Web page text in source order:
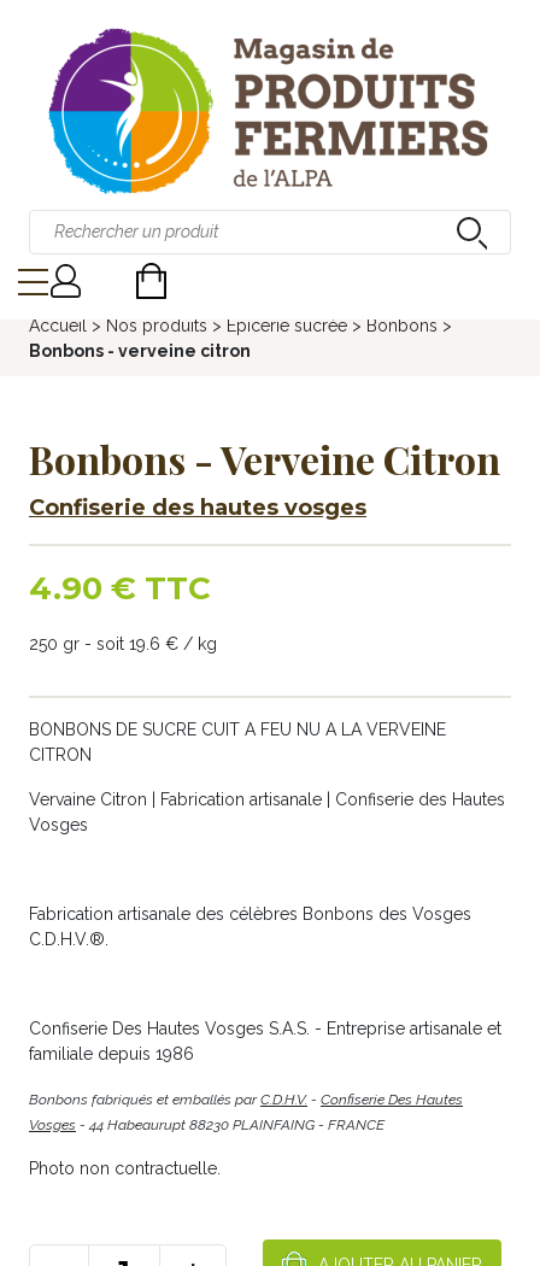
Accueil > Nos produits > Épicerie sucrée > Bonbons >
Bonbons - verveine citron
Bonbons - Verveine Citron
Confiserie des hautes vosges
4.90 € TTC
250 gr - soit 19.6 € / kg
BONBONS DE SUCRE CUIT A FEU NU A LA VERVEINE
CITRON
Vervaine Citron | Fabrication artisanale | Confiserie des Hautes
Vosges
Fabrication artisanale des célèbres Bonbons des Vosges
C.D.H.V.®.
Confiserie Des Hautes Vosges S.A.S. - Entreprise artisanale et
familiale depuis 1986
Bonbons fabriqués et emballés parC.D.H.V. - Confiserie Des Hautes
Vosges - 44 Habeaurupt 88230 PLAINFAING - FRANCE
Photo non contractuelle.